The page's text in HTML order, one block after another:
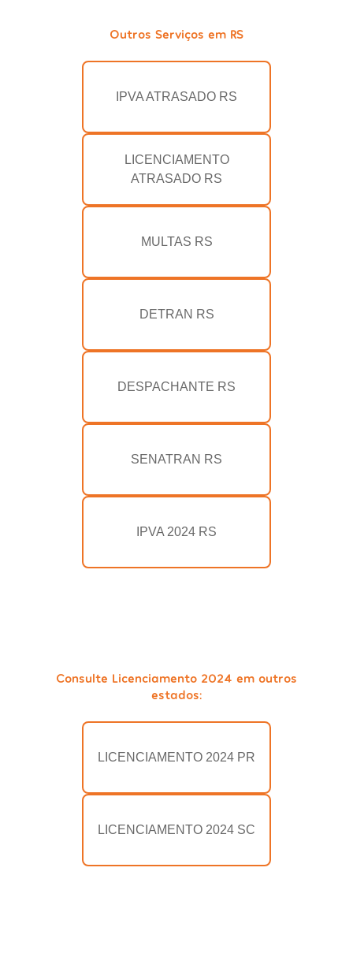
Outros Serviços em RS
IPVA ATRASADO RS
LICENCIAMENTO
ATRASADO RS
MULTAS RS
DETRAN RS
DESPACHANTE RS
SENATRAN RS
IPVA 2024 RS
Consulte Licenciamento 2024 em outros
estados:
LICENCIAMENTO 2024 PR
LICENCIAMENTO 2024 SC